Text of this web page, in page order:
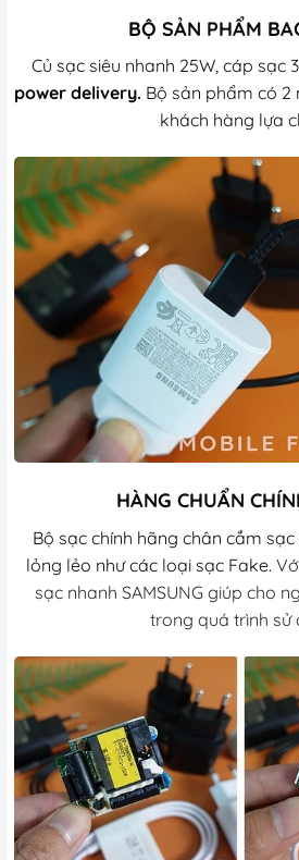
BỘ SẢN PHẨM
Củ sạc siêu nhanh 25W, cáp sạc
power delivery. Bộ sản phẩm có
khách hàng lựa
HÀNG CHUẨN
Bộ sạc chính hãng chân cắm
lỏng lẻo như các loại sạc Fake.
sạc nhanh SAMSUNG giúp cho
trong quá trình sử